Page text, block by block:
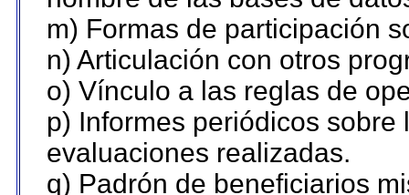
m) Formas de participación
n) Articulación con otros
o) Vínculo a las reglas de
p) Informes periódicos
evaluaciones realizadas.
q) Padrón de beneficiarios